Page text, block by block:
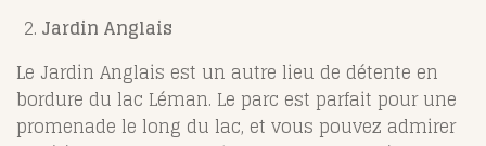
Jardin Anglais
Le Jardin Anglais est un autre lieu de détente en
bordure du lac Léman. Le parc est parfait pour une
promenade le long du lac, et vous pouvez admirer